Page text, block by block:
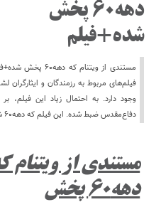
دهه۶۰ پخش
شده+فیلم
مستندی از ویتنام
وجود دارد. به احتمال زیاد این فیلم،
دفاع‌مقدس ضبط شده. این فیلم که دهه۶۰ شمسی در ایران ترجمه و پخش
مستندی از ویتنام
دهه۶۰ پخش